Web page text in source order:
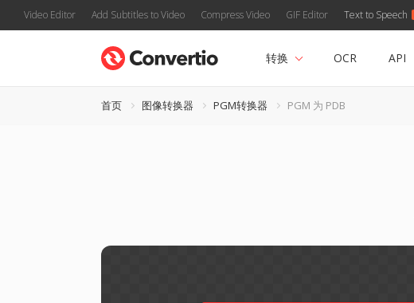
Video Editor Add Subtitles to Video Compress Video GIF Editor Text to Speech
转换 OCR API
首页 图像转换器 PGM转换器 PGM 为 PDB